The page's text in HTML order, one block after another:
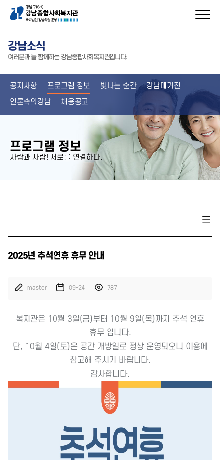
강남소식
여러분과 늘 함께하는 강남종합사회복지관입니다.
공지사항 프로그램 정보 빛나는 순간
강남매거진
언론속의강남
채용공고
프로그램 정보
사람과 사람! 서로를 연결하다.
2025년 추석연휴 휴무 안내
master 09-24 787
복지관은 10월 3일(금)부터 10월 9일(목)까지 추석 연휴
휴무 입니다.
단, 10월 4일(토)은 공간 개방일로 정상 운영되오니 이용에
참고해 주시기 바랍니다.
감사합니다.